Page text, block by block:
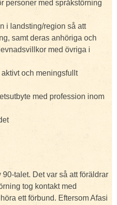
personer med språkstörning
i landsting/region så att
samt deras anhöriga och
med övriga i
och meningsfullt
med profession inom
talet. Det var så att föräldrar
tog kontakt med
ett förbund. Eftersom Afasi